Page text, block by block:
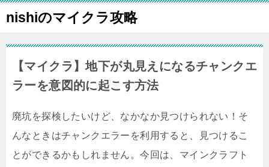
nishiのマイクラ攻略
【マイクラ】地下が丸見えになるチャンクエ
ラーを意図的に起こす方法
廃坑を探検したいけど、なかなか見つけられない！そ
んなときはチャンクエラーを利用すると、見つけるこ
とができるかもしれません。今回は、マインクラフト